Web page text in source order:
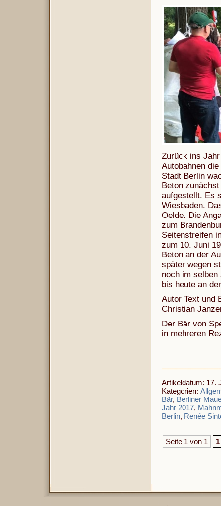
Zurück ins
Autobahnen
Stadt Berlin
Beton
aufgestellt. Es
Wiesbaden.
Oelde. Die
zum
Seitenstreifen
zum 10. Juni
Beton an der
später wegen
noch im
bis heute an
Autor Text und
Christian
Der Bär von
in mehreren
Artikeldatum: 17.
Kategorien:
Bär, Berliner
Jahr 2017,
Berlin, Renée
Seite 1 von 1 1